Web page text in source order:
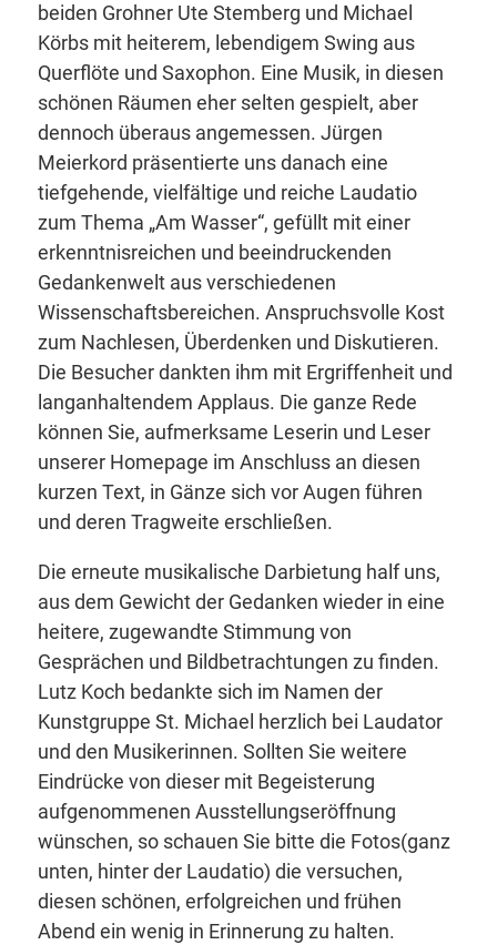
beiden Grohner Ute Stemberg und Michael
Körbs mit heiterem, lebendigem Swing aus
Querflöte und Saxophon. Eine Musik, in diesen
schönen Räumen eher selten gespielt, aber
dennoch überaus angemessen. Jürgen
Meierkord präsentierte uns danach eine
tiefgehende, vielfältige und reiche Laudatio
zum Thema „Am Wasser“, gefüllt mit einer
erkenntnisreichen und beeindruckenden
Gedankenwelt aus verschiedenen
Wissenschaftsbereichen. Anspruchsvolle Kost
zum Nachlesen, Überdenken und Diskutieren.
Die Besucher dankten ihm mit Ergriffenheit und
langanhaltendem Applaus. Die ganze Rede
können Sie, aufmerksame Leserin und Leser
unserer Homepage im Anschluss an diesen
kurzen Text, in Gänze sich vor Augen führen
und deren Tragweite erschließen.
Die erneute musikalische Darbietung half uns,
aus dem Gewicht der Gedanken wieder in eine
heitere, zugewandte Stimmung von
Gesprächen und Bildbetrachtungen zu finden.
Lutz Koch bedankte sich im Namen der
Kunstgruppe St. Michael herzlich bei Laudator
und den Musikerinnen. Sollten Sie weitere
Eindrücke von dieser mit Begeisterung
aufgenommenen Ausstellungseröffnung
wünschen, so schauen Sie bitte die Fotos(ganz
unten, hinter der Laudatio) die versuchen,
diesen schönen, erfolgreichen und frühen
Abend ein wenig in Erinnerung zu halten.